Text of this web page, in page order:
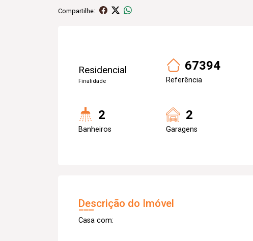
Compartilhe:
Residencial
Finalidade
67394
Referência
2
Banheiros
2
Garagens
Descrição do Imóvel
Casa com: